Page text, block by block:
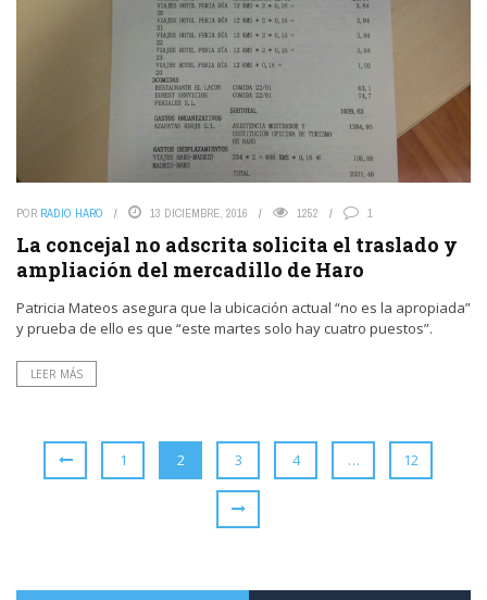
POR RADIO HARO 13 DICIEMBRE, 2016 1252 1
La concejal no adscrita solicita el traslado y
ampliación del mercadillo de Haro
Patricia Mateos asegura que la ubicación actual “no es la apropiada”
y prueba de ello es que “este martes solo hay cuatro puestos”.
LEER MÁS
1 2 3 4 … 12